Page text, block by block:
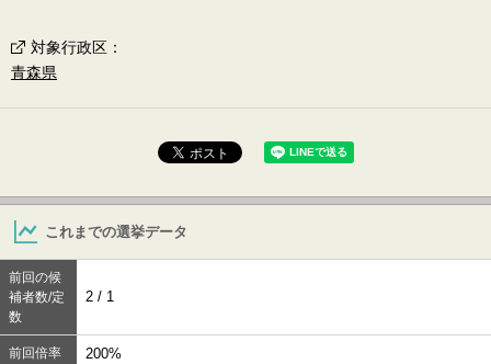
対象行政区 ：
青森県
これまでの選挙データ
前回の候
補者数/定
数
2 / 1
前回倍率 200%